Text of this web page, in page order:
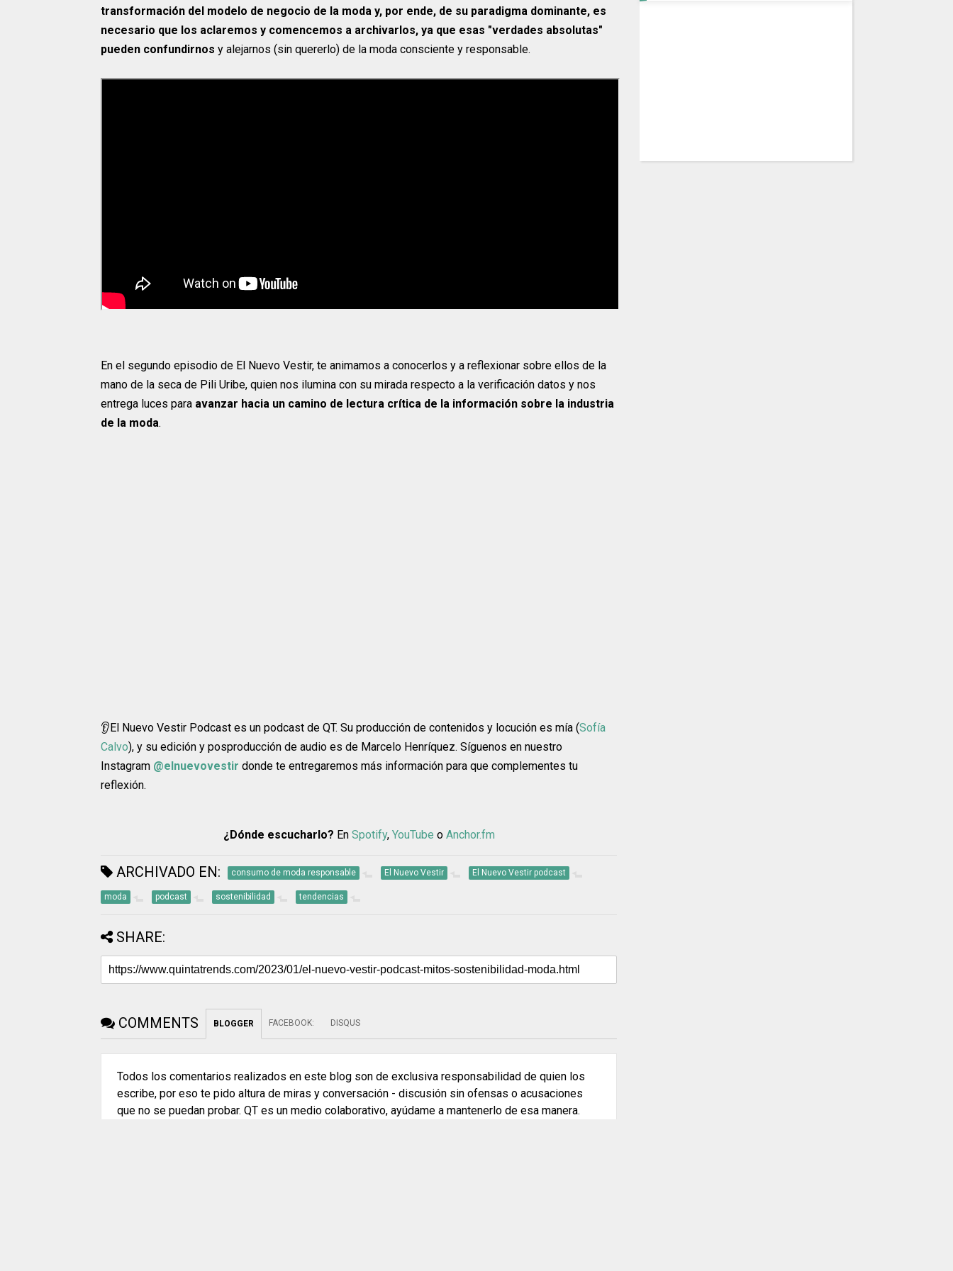
transformación del modelo de negocio de la moda y, por ende, de su paradigma dominante, es
necesario que los aclaremos y comencemos a archivarlos, ya que esas "verdades absolutas"
pueden confundirnos y alejarnos (sin quererlo) de la moda consciente y responsable.
En el segundo episodio de El Nuevo Vestir, te animamos a conocerlos y a reflexionar sobre ellos de la
mano de la seca de Pili Uribe, quien nos ilumina con su mirada respecto a la verificación datos y nos
entrega luces para avanzar hacia un camino de lectura crítica de la información sobre la industria
de la moda.
👂El Nuevo Vestir Podcast es un podcast de QT. Su producción de contenidos y locución es mía (Sofía
Calvo), y su edición y posproducción de audio es de Marcelo Henríquez. Síguenos en nuestro
Instagram @elnuevovestir donde te entregaremos más información para que complementes tu
reflexión.
¿Dónde escucharlo? En Spotify, YouTube o Anchor.fm
ARCHIVADO EN: consumo de moda responsable El Nuevo Vestir El Nuevo Vestir podcast
moda podcast sostenibilidad tendencias
SHARE:
COMMENTS BLOGGER FACEBOOK: DISQUS
Todos los comentarios realizados en este blog son de exclusiva responsabilidad de quien los
escribe, por eso te pido altura de miras y conversación - discusión sin ofensas o acusaciones
que no se puedan probar. QT es un medio colaborativo, ayúdame a mantenerlo de esa manera.